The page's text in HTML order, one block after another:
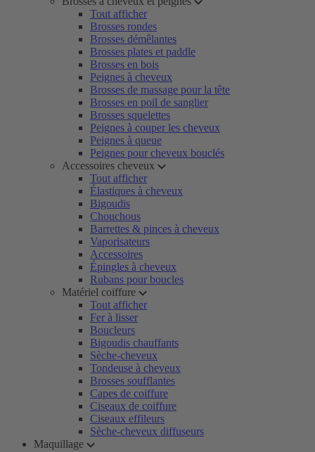
Tout afficher
Brosses rondes
Brosses démêlantes
Brosses plates et paddle
Brosses en bois
Peignes à cheveux
Brosses de massage pour la tête
Brosses en poil de sanglier
Brosses squelettes
Peignes à couper les cheveux
Peignes à queue
Peignes pour cheveux bouclés
Accessoires cheveux
Tout afficher
Élastiques à cheveux
Bigoudis
Chouchous
Barrettes & pinces à cheveux
Vaporisateurs
Accessoires
Épingles à cheveux
Rubans pour boucles
Matériel coiffure
Tout afficher
Fer à lisser
Boucleurs
Bigoudis chauffants
Sèche-cheveux
Tondeuse à cheveux
Brosses soufflantes
Capes de coiffure
Ciseaux de coiffure
Ciseaux effileurs
Sèche-cheveux diffuseurs
Maquillage